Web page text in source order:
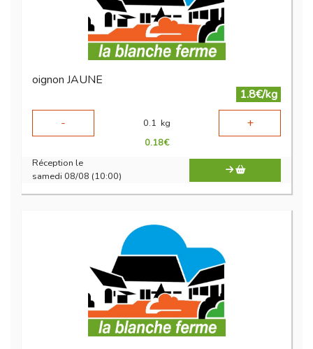
oignon JAUNE
1.8€/kg
-
0.1 kg +
0.18€
Réception le
samedi 08/08 (10:00)